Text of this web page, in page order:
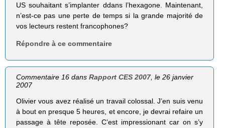
US souhaitant s’implanter ddans l’hexagone. Maintenant,
n’est-ce pas une perte de temps si la grande majorité de
vos lecteurs restent francophones?
Répondre à ce commentaire
Commentaire 16 dansRapport CES 2007, le 26 janvier
2007
Olivier vous avez réalisé un travail colossal. J’en suis venu
à bout en presque 5 heures, et encore, je devrai refaire un
passage à tête reposée. C’est impressionant car on s’y